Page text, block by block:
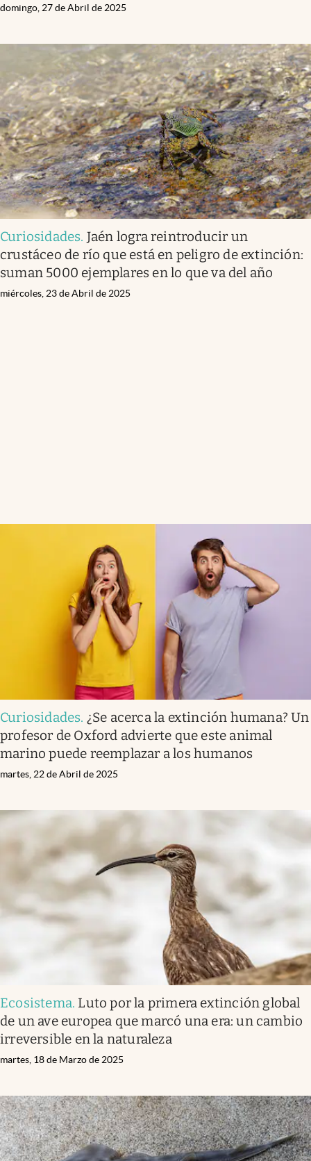
domingo, 27 de Abril de 2025
Curiosidades. Jaén logra reintroducir un
crustáceo de río que está en peligro de extinción:
suman 5000 ejemplares en lo que va del año
miércoles, 23 de Abril de 2025
Curiosidades. ¿Se acerca la extinción humana? Un
profesor de Oxford advierte que este animal
marino puede reemplazar a los humanos
martes, 22 de Abril de 2025
Ecosistema. Luto por la primera extinción global
de un ave europea que marcó una era: un cambio
irreversible en la naturaleza
martes, 18 de Marzo de 2025